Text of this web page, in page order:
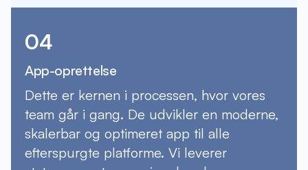
04
App-oprettelse
Dette er kernen i processen, hvor vores
team går i gang. De udvikler en moderne,
skalerbar og optimeret app til alle
efterspurgte platforme. Vi leverer